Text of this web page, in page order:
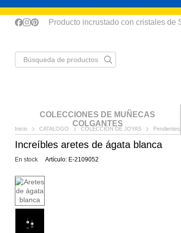
Перейти к основному контенту
Producto incrustado con cristales de
COLECCIONES DE MUÑECAS
COLGANTES
Inicio CATALOGO COLECCIÓN DE JOYAS Pendientes
Increíbles aretes de ágata blanca
Еn stock Artículo: E-2109052